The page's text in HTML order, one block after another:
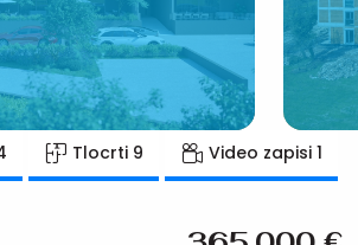
Tlocrti 9 Video zapisi1